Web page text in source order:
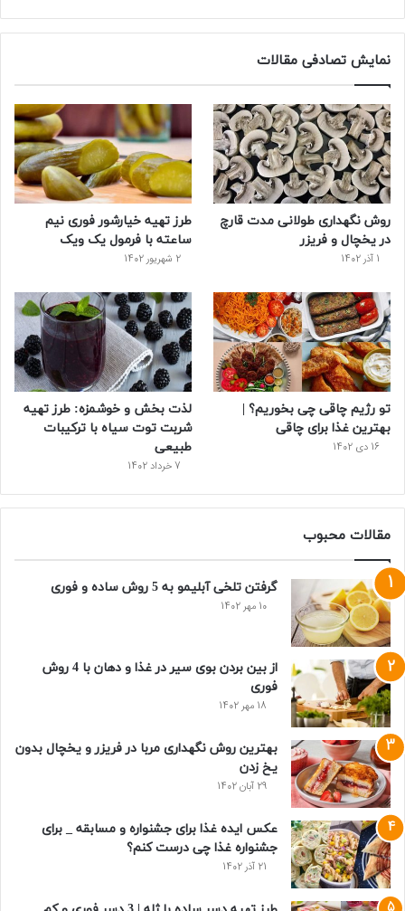
ی
س
ب
و
ک
و
ی
ت
ر
ی
ت
ر
ی
س
ت
و
ی
و
ب
ر
پ
س
نمایش تصادفی مقالات
روش نگهداری طولانی مدت قارچ
در یخچال و فریزر
1 آذر 1402
طرز تهیه خیارشور فوری نیم
ساعته با فرمول یک ویک
2 شهریور 1402
تو رژیم چاقی چی بخوریم؟ |
بهترین غذا برای چاقی
16 دی 1402
لذت بخش و خوشمزه: طرز تهیه
شربت توت سیاه با ترکیبات
طبیعی
7 خرداد 1402
مقالات محبوب
گرفتن تلخی آبلیمو به 5 روش ساده و فوری
10 مهر 1402
از بین بردن بوی سیر در غذا و دهان با 4 روش
فوری
18 مهر 1402
بهترین روش نگهداری مربا در فریزر و یخچال بدون
یخ زدن
29 آبان 1402
عکس ایده غذا برای جشنواره و مسابقه _ برای
جشنواره غذا چی درست کنم؟
21 آذر 1402